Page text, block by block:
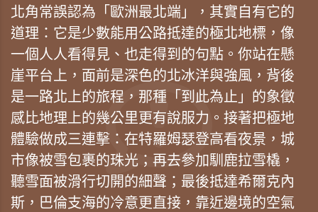
北角常誤認為「歐洲最北端」，其實自有它的
道理：它是少數能用公路抵達的極北地標，像
一個人人看得見、也走得到的句點。你站在懸
崖平台上，面前是深色的北冰洋與強風，背後
是一路北上的旅程，那種「到此為止」的象徵
感比地理上的幾公里更有說服力。接著把極地
體驗做成三連擊：在特羅姆瑟登高看夜景，城
市像被雪包裹的珠光；再去參加馴鹿拉雪橇，
聽雪面被滑行切開的細聲；最後抵達希爾克內
斯，巴倫支海的冷意更直接，靠近邊境的空氣